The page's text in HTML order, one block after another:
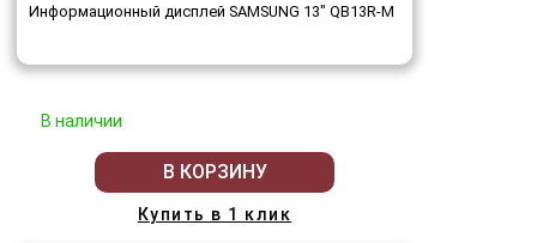
Информационный дисплей SAMSUNG 13" QB13R-M
В наличии
В КОРЗИНУ
Купить в 1 клик